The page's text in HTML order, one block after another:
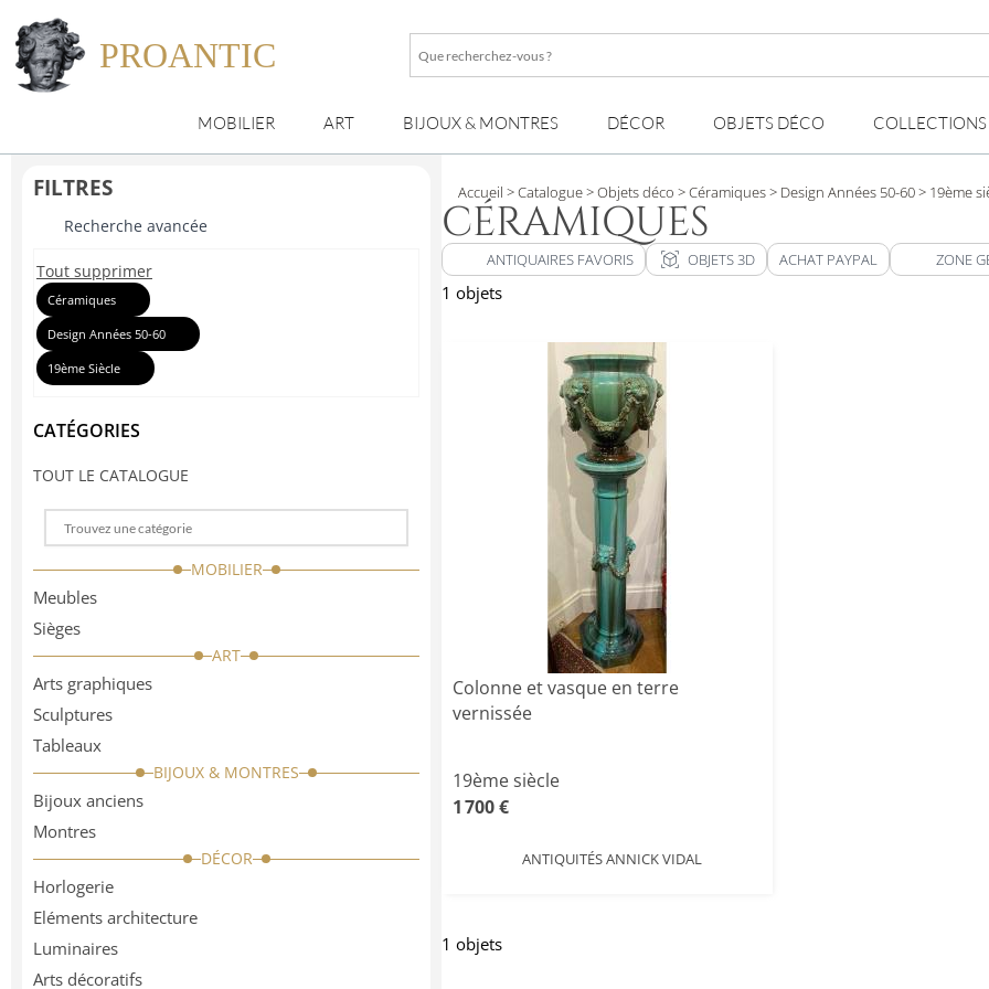
PROANTIC
Que
?
MOBILIER ART BIJOUX & MONTRES DÉCOR OBJETS DÉCO COLLECTIONS
FILTRES
Recherche avancée
Tout supprimer
Céramiques
Design Années 50-60
19ème Siècle
CATÉGORIES
TOUT LE CATALOGUE
Choose
MOBILIER
Meubles
Sièges
ART
Arts graphiques
Sculptures
Tableaux
BIJOUX & MONTRES
Bijoux anciens
Montres
DÉCOR
Horlogerie
Eléments architecture
Luminaires
Arts décoratifs
Accueil > Catalogue> Objets déco > Céramiques> Design Années 50-60> 19ème
CÉRAMIQUES
ANTIQUAIRES FAVORIS view_in_ar OBJETS 3D ACHAT PAYPAL ZONE
1 objets
Colonne et vasque en terre
vernissée
19ème siècle
1 700 €
ANTIQUITÉS ANNICK VIDAL
1 objets